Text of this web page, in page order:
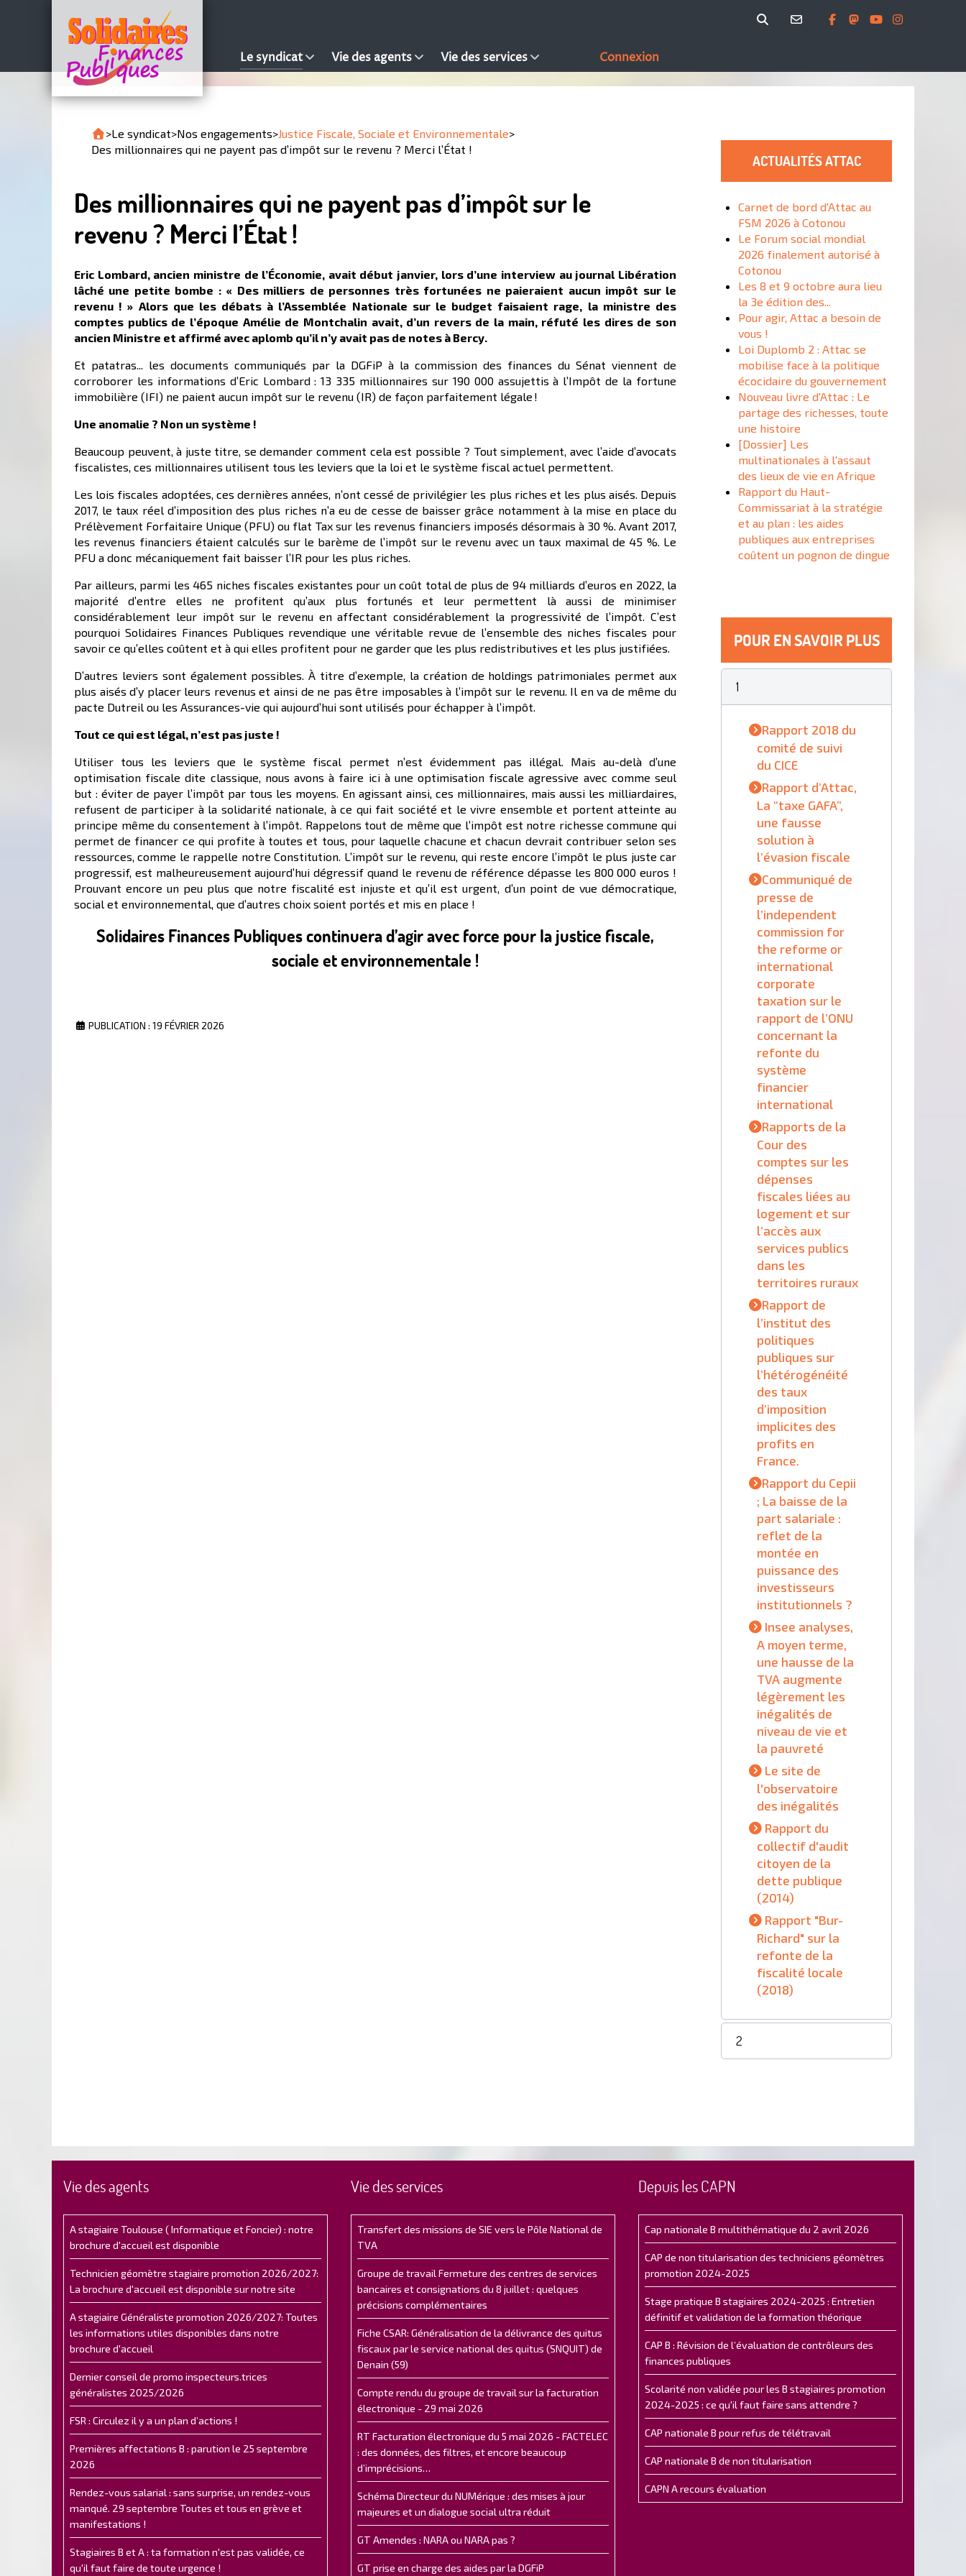
Le syndicat Vie des agents Vie des services Connexion
>Le syndicat>Nos engagements>Justice Fiscale, Sociale et Environnementale>
Des millionnaires qui ne payent pas d’impôt sur le revenu ? Merci l’État !
Des millionnaires qui ne payent pas d’impôt sur le
revenu ? Merci l’État !
Eric Lombard, ancien ministre de l’Économie, avait début janvier, lors d’une interview au journal Libération
lâché une petite bombe : « Des milliers de personnes très fortunées ne paieraient aucun impôt sur le
revenu ! » Alors que les débats à l’Assemblée Nationale sur le budget faisaient rage, la ministre des
comptes publics de l’époque Amélie de Montchalin avait, d’un revers de la main, réfuté les dires de son
ancien Ministre et affirmé avec aplomb qu’il n’y avait pas de notes à Bercy.
Et patatras... les documents communiqués par la DGFiP à la commission des finances du Sénat viennent de
corroborer les informations d’Eric Lombard : 13 335 millionnaires sur 190 000 assujettis à l’Impôt de la fortune
immobilière (IFI) ne paient aucun impôt sur le revenu (IR) de façon parfaitement légale !
Une anomalie ? Non un système !
Beaucoup peuvent, à juste titre, se demander comment cela est possible ? Tout simplement, avec l’aide d’avocats
fiscalistes, ces millionnaires utilisent tous les leviers que la loi et le système fiscal actuel permettent.
Les lois fiscales adoptées, ces dernières années, n’ont cessé de privilégier les plus riches et les plus aisés. Depuis
2017, le taux réel d’imposition des plus riches n’a eu de cesse de baisser grâce notamment à la mise en place du
Prélèvement Forfaitaire Unique (PFU) ou flat Tax sur les revenus financiers imposés désormais à 30 %. Avant 2017,
les revenus financiers étaient calculés sur le barème de l’impôt sur le revenu avec un taux maximal de 45 %. Le
PFU a donc mécaniquement fait baisser l’IR pour les plus riches.
Par ailleurs, parmi les 465 niches fiscales existantes pour un coût total de plus de 94 milliards d’euros en 2022, la
majorité d’entre elles ne profitent qu’aux plus fortunés et leur permettent là aussi de minimiser
considérablement leur impôt sur le revenu en affectant considérablement la progressivité de l’impôt. C’est
pourquoi Solidaires Finances Publiques revendique une véritable revue de l’ensemble des niches fiscales pour
savoir ce qu’elles coûtent et à qui elles profitent pour ne garder que les plus redistributives et les plus justifiées.
D’autres leviers sont également possibles. À titre d’exemple, la création de holdings patrimoniales permet aux
plus aisés d’y placer leurs revenus et ainsi de ne pas être imposables à l’impôt sur le revenu. Il en va de même du
pacte Dutreil ou les Assurances-vie qui aujourd’hui sont utilisés pour échapper à l’impôt.
Tout ce qui est légal, n’est pas juste !
Utiliser tous les leviers que le système fiscal permet n’est évidemment pas illégal. Mais au-delà d’une
optimisation fiscale dite classique, nous avons à faire ici à une optimisation fiscale agressive avec comme seul
but : éviter de payer l’impôt par tous les moyens. En agissant ainsi, ces millionnaires, mais aussi les milliardaires,
refusent de participer à la solidarité nationale, à ce qui fait société et le vivre ensemble et portent atteinte au
principe même du consentement à l’impôt. Rappelons tout de même que l’impôt est notre richesse commune qui
permet de financer ce qui profite à toutes et tous, pour laquelle chacune et chacun devrait contribuer selon ses
ressources, comme le rappelle notre Constitution. L’impôt sur le revenu, qui reste encore l’impôt le plus juste car
progressif, est malheureusement aujourd’hui dégressif quand le revenu de référence dépasse les 800 000 euros !
Prouvant encore un peu plus que notre fiscalité est injuste et qu’il est urgent, d’un point de vue démocratique,
social et environnemental, que d’autres choix soient portés et mis en place !
Solidaires Finances Publiques continuera d’agir avec force pour la justice fiscale,
sociale et environnementale !
PUBLICATION : 19 FÉVRIER 2026
ACTUALITÉS ATTAC
Carnet de bord d'Attac au
FSM 2026 à Cotonou
Le Forum social mondial
2026 finalement autorisé à
Cotonou
Les 8 et 9 octobre aura lieu
la 3e édition des...
Pour agir, Attac a besoin de
vous !
Loi Duplomb 2 : Attac se
mobilise face à la politique
écocidaire du gouvernement
Nouveau livre d'Attac : Le
partage des richesses, toute
une histoire
[Dossier] Les
multinationales à l'assaut
des lieux de vie en Afrique
Rapport du Haut-
Commissariat à la stratégie
et au plan : les aides
publiques aux entreprises
coûtent un pognon de dingue
POUR EN SAVOIR PLUS
1
Rapport 2018 du
comité de suivi
du CICE
Rapport d’Attac,
La “taxe GAFA”,
une fausse
solution à
l’évasion fiscale
Communiqué de
presse de
l’independent
commission for
the reforme or
international
corporate
taxation sur le
rapport de l’ONU
concernant la
refonte du
système
financier
international
Rapports de la
Cour des
comptes sur les
dépenses
fiscales liées au
logement et sur
l’accès aux
services publics
dans les
territoires ruraux
Rapport de
l’institut des
politiques
publiques sur
l’hétérogénéité
des taux
d’imposition
implicites des
profits en
France.
Rapport du Cepii
; La baisse de la
part salariale :
reflet de la
montée en
puissance des
investisseurs
institutionnels ?
Insee analyses,
A moyen terme,
une hausse de la
TVA augmente
légèrement les
inégalités de
niveau de vie et
la pauvreté
Le site de
l'observatoire
des inégalités
Rapport du
collectif d'audit
citoyen de la
dette publique
(2014)
Rapport "Bur-
Richard" sur la
refonte de la
fiscalité locale
(2018)
2
Vie des agents
A stagiaire Toulouse ( Informatique et Foncier) : notre
brochure d'accueil est disponible
Technicien géomètre stagiaire promotion 2026/2027:
La brochure d'accueil est disponible sur notre site
A stagiaire Généraliste promotion 2026/2027: Toutes
les informations utiles disponibles dans notre
brochure d'accueil
Dernier conseil de promo inspecteurs.trices
généralistes 2025/2026
FSR : Circulez il y a un plan d’actions !
Premières affectations B : parution le 25 septembre
2026
Rendez-vous salarial : sans surprise, un rendez-vous
manqué. 29 septembre Toutes et tous en grève et
manifestations !
Stagiaires B et A : ta formation n'est pas validée, ce
qu'il faut faire de toute urgence !
Vie des services
Transfert des missions de SIE vers le Pôle National de
TVA
Groupe de travail Fermeture des centres de services
bancaires et consignations du 8 juillet : quelques
précisions complémentaires
Fiche CSAR: Généralisation de la délivrance des quitus
fiscaux par le service national des quitus (SNQUIT) de
Denain (59)
Compte rendu du groupe de travail sur la facturation
électronique - 29 mai 2026
RT Facturation électronique du 5 mai 2026 - FACTELEC
: des données, des filtres, et encore beaucoup
d’imprécisions…
Schéma Directeur du NUMérique : des mises à jour
majeures et un dialogue social ultra réduit
GT Amendes : NARA ou NARA pas ?
GT prise en charge des aides par la DGFiP
Depuis les CAPN
Cap nationale B multithématique du 2 avril 2026
CAP de non titularisation des techniciens géomètres
promotion 2024-2025
Stage pratique B stagiaires 2024-2025 : Entretien
définitif et validation de la formation théorique
CAP B : Révision de l’évaluation de contrôleurs des
finances publiques
Scolarité non validée pour les B stagiaires promotion
2024-2025 : ce qu'il faut faire sans attendre ?
CAP nationale B pour refus de télétravail
CAP nationale B de non titularisation
CAPN A recours évaluation